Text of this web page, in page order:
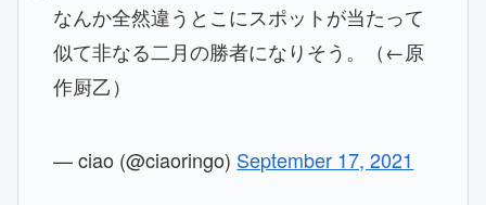
なんか全然違うとこにスポットが当たって
似て非なる二月の勝者になりそう。（←原
作厨乙）
— ciao (@ciaoringo) September 17, 2021